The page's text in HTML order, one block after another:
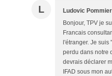
L Ludovic Pommier
Bonjour, TPV je
Francais
l'étranger. Je
perdu dans notre
devrais déclarer
IFAD sous mon